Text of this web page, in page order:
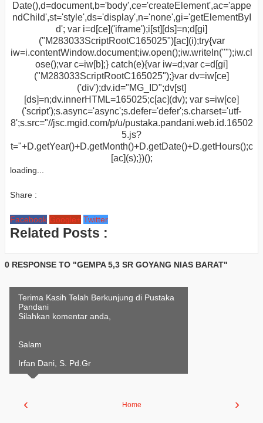
Date(),d=document,b='body',ce='createElement',ac='appe
ndChild',st='style',ds='display',n='none',gi='getElementByI
d'; var i=d[ce]('iframe');i[st][ds]=n;d[gi]
("M283033ScriptRootC165025")[ac](i);try{var
iw=i.contentWindow.document;iw.open();iw.writeln("");iw.cl
ose();var c=iw[b];} catch(e){var iw=d;var c=d[gi]
("M283033ScriptRootC165025");}var dv=iw[ce]
('div');dv.id="MG_ID";dv[st]
[ds]=n;dv.innerHTML=165025;c[ac](dv); var s=iw[ce]
('script');s.async='async';s.defer='defer';s.charset='utf-
8';s.src="//jsc.mgid.com/p/u/pustaka.pandani.web.id.16502
5.js?
t="+D.getYear()+D.getMonth()+D.getDate()+D.getHours();c
[ac](s);})();
loading...
Share :
Facebook Google+ Twitter
Related Posts :
0 RESPONSE TO "GEMPA 5,3 SR GOYANG NIAS BARAT"
Terima Kasih Telah Berkunjung di Pustaka
Pandani
Silahkan komentar anda,
Salam
Irfan Dani, S. Pd.Gr
‹ ›
Home